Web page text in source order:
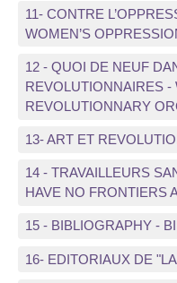
11- CONTRE
WOMEN’S
12 - QUOI DE NEUF
REVOLUTIONNAIRES -
REVOLUTIONNARY
13- ART ET
14 - TRAVAILLEURS
HAVE NO FRONTIERS
15 - BIBLIOGRAPHY -
16- EDITORIAUX DE